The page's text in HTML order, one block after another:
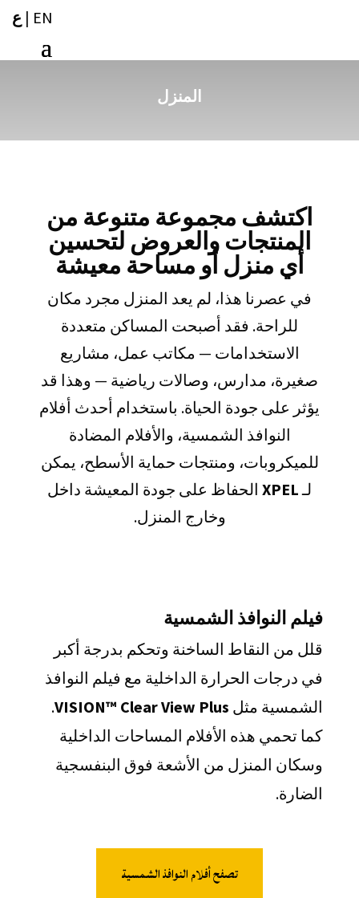
| ع
المنزل
اكتشف مجموعة متنوعة من
المنتجات والعروض لتحسين
أي منزل أو مساحة معيشة
في عصرنا هذا، لم يعد المنزل مجرد مكان
للراحة. فقد أصبحت المساكن متعددة
الاستخدامات — مكاتب عمل، مشاريع
صغيرة، مدارس، وصالات رياضية — وهذا قد
يؤثر على جودة الحياة. باستخدام أحدث أفلام
النوافذ الشمسية، والأفلام المضادة
للميكروبات، ومنتجات حماية الأسطح، يمكن
لـXPEL الحفاظ على جودة المعيشة داخل
وخارج المنزل.
فيلم النوافذ الشمسية
قلل من النقاط الساخنة وتحكم بدرجة أكبر
في درجات الحرارة الداخلية مع فيلم النوافذ
الشمسية مثل VISION™ Clear View Plus
.
كما تحمي هذه الأفلام المساحات الداخلية
وسكان المنزل من الأشعة فوق البنفسجية
الضارة.
تصفح أفلام النوافذ الشمسية